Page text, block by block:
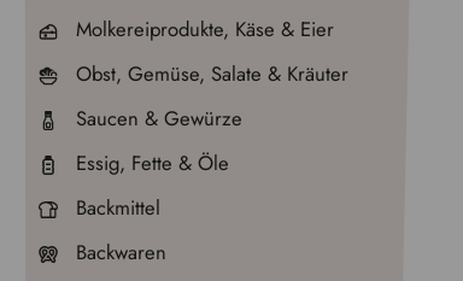
Molkereiprodukte, Käse & Eier
Obst, Gemüse, Salate & Kräuter
Saucen & Gewürze
Essig, Fette & Öle
Backmittel
Backwaren